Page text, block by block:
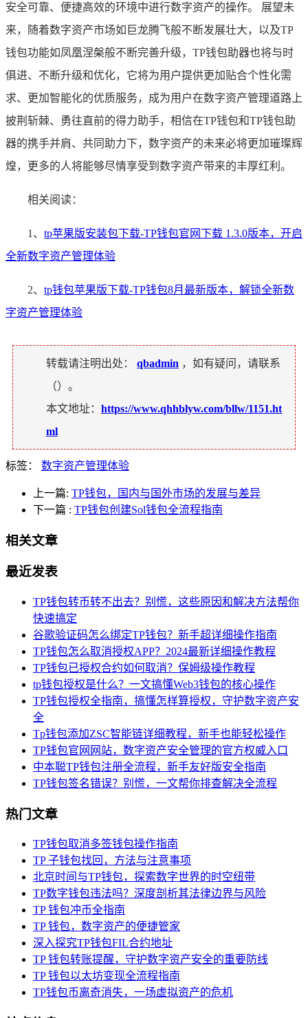
安全可靠、便捷高效的环境中进行数字资产的操作。 展望未
来，随着数字资产市场如巨龙腾飞般不断发展壮大，以及TP
钱包功能如凤凰涅槃般不断完善升级，TP钱包助器也将与时
俱进、不断升级和优化，它将为用户提供更加贴合个性化需
求、更加智能化的优质服务，成为用户在数字资产管理道路上
披荆斩棘、勇往直前的得力助手，相信在TP钱包和TP钱包助
器的携手并肩、共同助力下，数字资产的未来必将更加璀璨辉
煌，更多的人将能够尽情享受到数字资产带来的丰厚红利。
相关阅读：
1、 tp苹果版安装包下载-TP钱包官网下载 1.3.0版本，开启
全新数字资产管理体验
2、 tp钱包苹果版下载-TP钱包8月最新版本，解锁全新数
字资产管理体验
转载请注明出处： qbadmin ，如有疑问，请联系
（）。
本文地址： https://www.qhhblyw.com/bllw/1151.ht
ml
标签： 数字资产管理体验
上一篇: TP钱包，国内与国外市场的发展与差异
下一篇 : TP钱包创建Sol钱包全流程指南
相关文章
最近发表
TP钱包转币转不出去？别慌，这些原因和解决方法帮你
快速搞定
谷歌验证码怎么绑定TP钱包？新手超详细操作指南
TP钱包怎么取消授权APP？2024最新详细操作教程
TP钱包已授权合约如何取消？保姆级操作教程
tp钱包授权是什么？一文搞懂Web3钱包的核心操作
TP钱包授权全指南，搞懂怎样算授权，守护数字资产安
全
Tp钱包添加ZSC智能链详细教程，新手也能轻松操作
TP钱包官网网站，数字资产安全管理的官方权威入口
中本聪TP钱包注册全流程，新手友好版安全指南
TP钱包签名错误？别慌，一文帮你排查解决全流程
热门文章
TP钱包取消多签钱包操作指南
TP 子钱包找回，方法与注意事项
北京时间与TP钱包，探索数字世界的时空纽带
TP数字钱包违法吗？深度剖析其法律边界与风险
TP 钱包冲币全指南
TP 钱包，数字资产的便捷管家
深入探究TP钱包FIL合约地址
TP 钱包转账提醒，守护数字资产安全的重要防线
TP 钱包以太坊变现全流程指南
TP钱包币离奇消失，一场虚拟资产的危机